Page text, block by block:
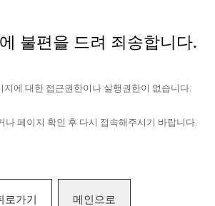
불편을 드려 죄송합니다.
지에 대한 접근권한이나 실행권한이 없습니다.
나 페이지 확인 후 다시 접속해주시기 바랍니다.
로가기 메인으로